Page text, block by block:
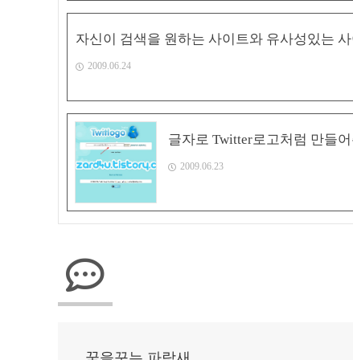
자신이 검색을 원하는 사이트와 유사성있는
2009.06.24
글자로 Twitter로고처럼 만들
2009.06.23